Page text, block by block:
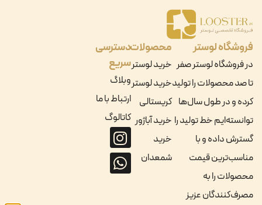
فروشگاه لوستر
در فروشگاه لوستر صفر
تا صد محصولات را تولید
کرده و در طول سال‌ها
توانسته‌ایم خط تولید را
گسترش داده و با
مناسب‌ترین قیمت
محصولات را به
مصرف‌کنندگان عزیز
محصولات
خرید لوستر
خرید لوستر
کریستالی
خرید آباژور
خرید
شمعدان
دسترسی
سریع
وبلاگ
ارتباط با ما
کاتالوگ